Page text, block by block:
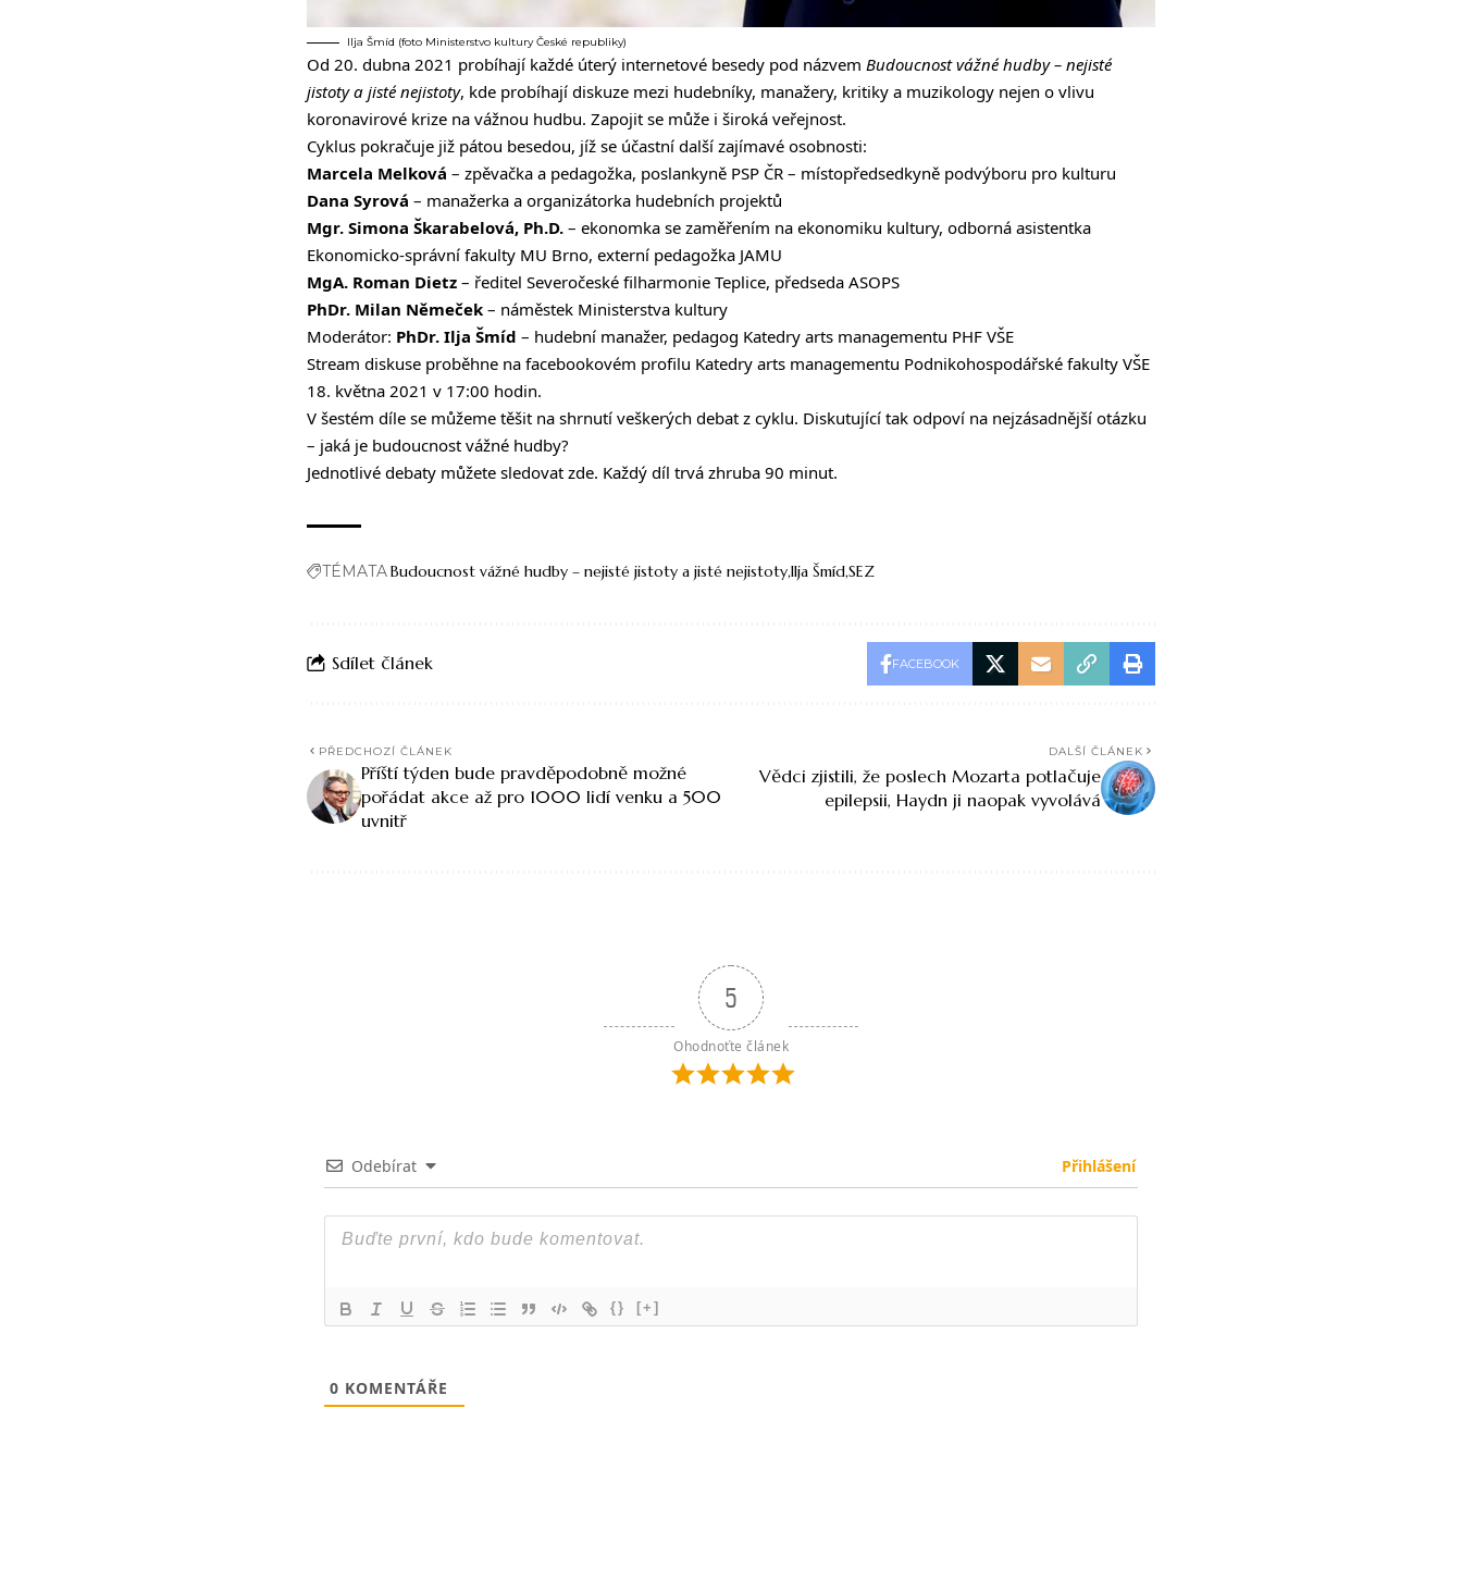
Ilja Šmíd (foto Ministerstvo kultury České republiky)
Od 20. dubna 2021 probíhají každé úterý internetové besedy pod názvem Budoucnost vážné hudby – nejisté
jistoty a jisté nejistoty, kde probíhají diskuze mezi hudebníky, manažery, kritiky a muzikology nejen o vlivu
koronavirové krize na vážnou hudbu. Zapojit se může i široká veřejnost.
Cyklus pokračuje již pátou besedou, jíž se účastní další zajímavé osobnosti:
Marcela Melková – zpěvačka a pedagožka, poslankyně PSP ČR – místopředsedkyně podvýboru pro kulturu
Dana Syrová – manažerka a organizátorka hudebních projektů
Mgr. Simona Škarabelová, Ph.D. – ekonomka se zaměřením na ekonomiku kultury, odborná asistentka
Ekonomicko-správní fakulty MU Brno, externí pedagožka JAMU
MgA. Roman Dietz – ředitel Severočeské filharmonie Teplice, předseda ASOPS
PhDr. Milan Němeček – náměstek Ministerstva kultury
Moderátor: PhDr. Ilja Šmíd – hudební manažer, pedagog Katedry arts managementu PHF VŠE
Stream diskuse proběhne na facebookovém profilu Katedry arts managementu Podnikohospodářské fakulty VŠE
18. května 2021 v 17:00 hodin.
V šestém díle se můžeme těšit na shrnutí veškerých debat z cyklu. Diskutující tak odpoví na nejzásadnější otázku
– jaká je budoucnost vážné hudby?
Jednotlivé debaty můžete sledovat zde. Každý díl trvá zhruba 90 minut.
TÉMATABudoucnost vážné hudby – nejisté jistoty a jisté nejistotyIlja ŠmídSEZ
Sdílet článek FACEBOOK
PŘEDCHOZÍ ČLÁNEK
Příští týden bude pravděpodobně možné
pořádat akce až pro 1000 lidí venku a 500
uvnitř
DALŠÍ ČLÁNEK
Vědci zjistili, že poslech Mozarta potlačuje
epilepsii, Haydn ji naopak vyvolává
5
Ohodnoťte článek
Odebírat Přihlášení
{} [+]
0 KOMENTÁŘE